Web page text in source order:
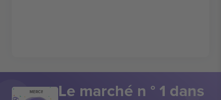
MERCI! Le marché n ° 1 dans